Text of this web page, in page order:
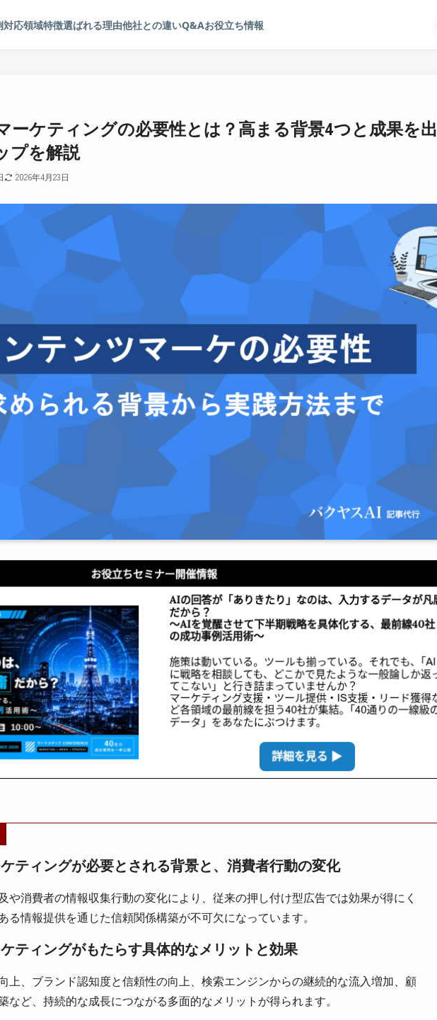
対応領域特徴選ばれる理由他社との違いQ&Aお役立ち情報
ーケティングの必要性とは？高まる背景4つと成果を出
プを解説
2026年4月23日
ティングが必要とされる背景と、消費者行動の変化
や消費者の情報収集行動の変化により、従来の押し付け型広告では効果が得にく
る情報提供を通じた信頼関係構築が不可欠になっています。
ティングがもたらす具体的なメリットと効果
上、ブランド認知度と信頼性の向上、検索エンジンからの継続的な流入増加、顧
など、持続的な成長につながる多面的なメリットが得られます。